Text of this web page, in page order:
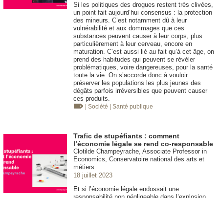
Si les politiques des drogues restent très clivées,
un point fait aujourd’hui consensus : la protection
des mineurs. C’est notamment dû à leur
vulnérabilité et aux dommages que ces
substances peuvent causer à leur corps, plus
particulièrement à leur cerveau, encore en
maturation. C’est aussi lié au fait qu’à cet âge, on
prend des habitudes qui peuvent se révéler
problématiques, voire dangereuses, pour la santé
toute la vie. On s’accorde donc à vouloir
préserver les populations les plus jeunes des
dégâts parfois irréversibles que peuvent causer
ces produits.
| Société | Santé publique
Trafic de stupéfiants : comment
l’économie légale se rend co-responsable
Clotilde Champeyrache, Associate Professor in
Economics, Conservatoire national des arts et
métiers
18 juillet 2023
Et si l’économie légale endossait une